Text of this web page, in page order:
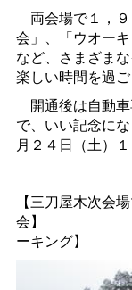
両会場で１，
会」、「ウオー
など、さまざま
楽しい時間を過ご
開通後は自動
で、いい記念に
月２４日（土）１
【三刀屋木次会
会】
ーキング】